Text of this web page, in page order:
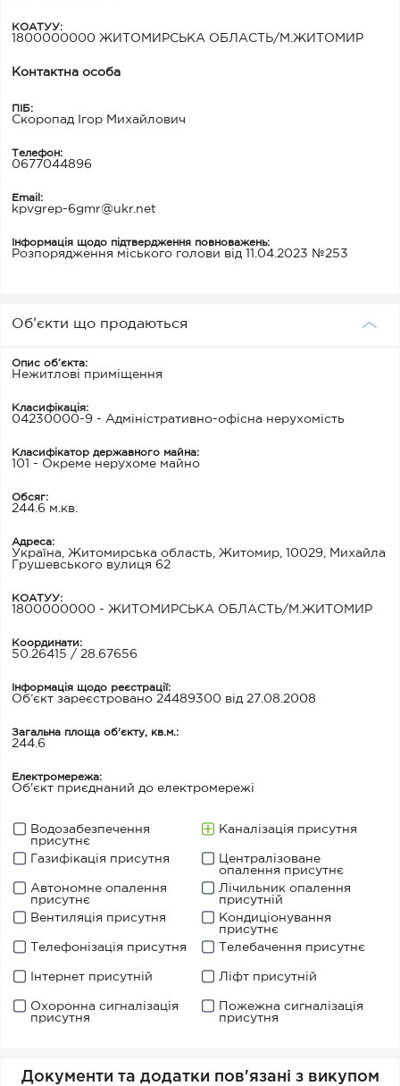
КОАТУУ:
1800000000 ЖИТОМИРСЬКА ОБЛАСТЬ/М.ЖИТОМИР
Контактна особа
ПІБ:
Скоропад Ігор Михайлович
Телефон:
0677044896
Email:
kpvgrep-6gmr@ukr.net
Інформація щодо підтвердження повноважень:
Розпорядження міського голови від 11.04.2023 №253
Об’єкти що продаються
Опис об’єкта:
Нежитлові приміщення
Класифікація:
04230000-9 - Адміністративно-офісна нерухомість
Класифікатор державного майна:
101 - Окреме нерухоме майно
Обсяг:
244.6 м.кв.
Адреса:
Україна, Житомирська область, Житомир, 10029, Михайла
Грушевського вулиця 62
КОАТУУ:
1800000000 - ЖИТОМИРСЬКА ОБЛАСТЬ/М.ЖИТОМИР
Координати:
50.26415 / 28.67656
Інформація щодо реєстрації:
Об’єкт зареєстровано 24489300 від 27.08.2008
Загальна площа об'єкту, кв.м.:
244.6
Електромережа:
Об'єкт приєднаний до електромережі
Водозабезпечення
присутнє
Каналізація присутня
Газифікація присутня
Централізоване
опалення присутнє
Автономне опалення
присутнє
Лічильник опалення
присутній
Вентиляція присутня
Кондиціонування
присутнє
Телефонізація присутня
Телебачення присутнє
Інтернет присутній Ліфт присутній
Охоронна сигналізація
присутня
Пожежна сигналізація
присутня
Документи та додатки пов'язані з викупом